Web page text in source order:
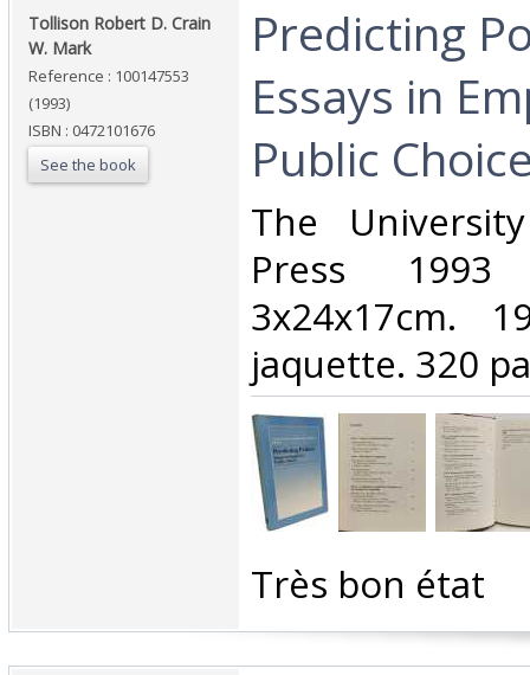
‎Tollison Robert D. Crain
W. Mark‎
Reference : 100147553
(1993)
ISBN : 0472101676
See the book
‎Predicting
Essays in
Public
‎The
Press
3x24x17cm.
jaquette. 320
‎Très bon état‎